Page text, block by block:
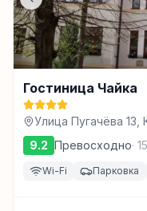
Гостиница Чайка
Улица Пугачёва 13,
9.2 Превосходно·
Wi-Fi Парковка